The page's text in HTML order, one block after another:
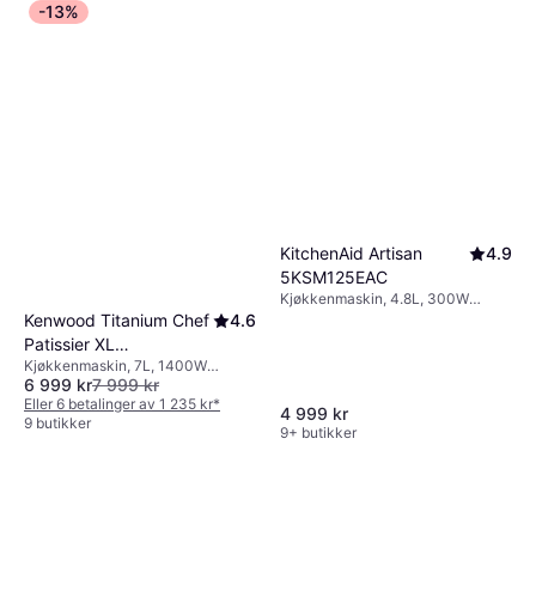
-13%
Kenwood Titanium Chef
Patissier XL
KWL90.124SI
4.6
Kjøkkenmaskin, 7L, 1400W
Sikkerhetslås, Flerdimensjonal
mikser, Belysning,
Turbo/Pulsfunksjon, Sprutsikring,
6 999 kr7 999 kr
Eller 6 betalinger av 1 235 kr*
9 butikker
KitchenAid Artisan
5KSM125EAC
4.9
Kjøkkenmaskin, 4.8L, 300W
4 999 kr
9+ butikker